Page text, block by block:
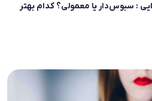
: سبوس‌دار یا معمولی؟ کدام بهتر